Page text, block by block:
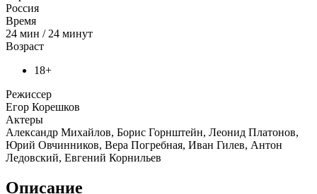
Россия
Время
24 мин / 24 минут
Возраст
18+
Режиссер
Егор Корешков
Актеры
Александр Михайлов, Борис Горнштейн, Леонид Платонов,
Юрий Овчинников, Вера Погребная, Иван Гилев, Антон
Ледовский, Евгений Корнильев
Описание